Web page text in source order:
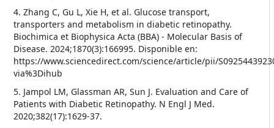
4. Zhang C, Gu L, Xie H, et al. Glucose transport,
transporters and metabolism in diabetic retinopathy.
Biochimica et Biophysica Acta (BBA) - Molecular Basis of
Disease. 2024;1870(3):166995. Disponible en:
https://www.sciencedirect.com/science/article/pii/
via%3Dihub
5. Jampol LM, Glassman AR, Sun J. Evaluation and Care of
Patients with Diabetic Retinopathy. N Engl J Med.
2020;382(17):1629-37.